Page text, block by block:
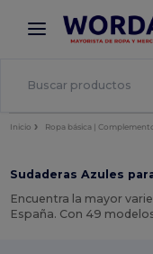
× App de
¡Mejores
Inicio Ropa básica |
Sudaderas Azules
Encuentra la mayor
España. Con 49